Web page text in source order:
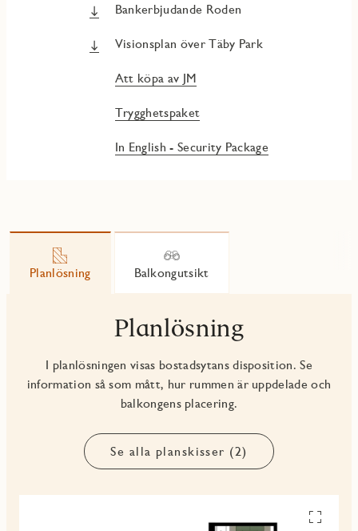
Bankerbjudande Roden
Visionsplan över Täby Park
Att köpa av JM
Trygghetspaket
In English - Security Package
Planlösning Balkongutsikt
Planlösning
I planlösningen visas bostadsytans disposition. Se
information så som mått, hur rummen är uppdelade och
balkongens placering.
Se alla planskisser (2)
Se